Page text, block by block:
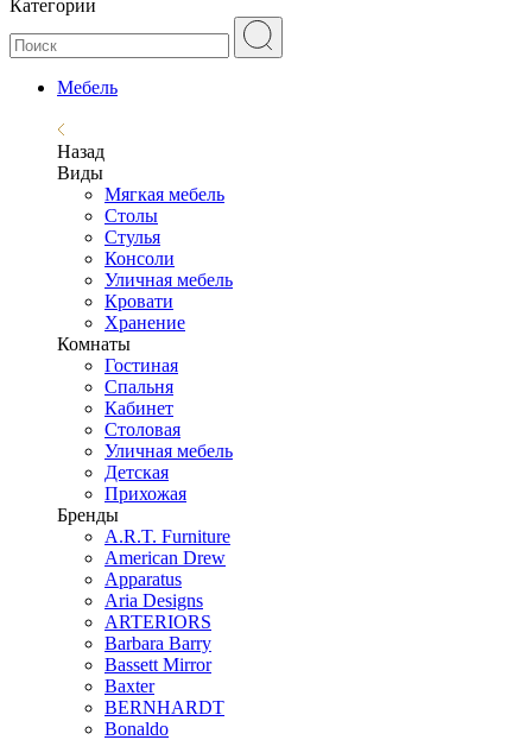
Категории
Мебель
Назад
Виды
Мягкая мебель
Столы
Стулья
Консоли
Уличная мебель
Кровати
Хранение
Комнаты
Гостиная
Спальня
Кабинет
Столовая
Уличная мебель
Детская
Прихожая
Бренды
A.R.T. Furniture
American Drew
Apparatus
Aria Designs
ARTERIORS
Barbara Barry
Bassett Mirror
Baxter
BERNHARDT
Bonaldo